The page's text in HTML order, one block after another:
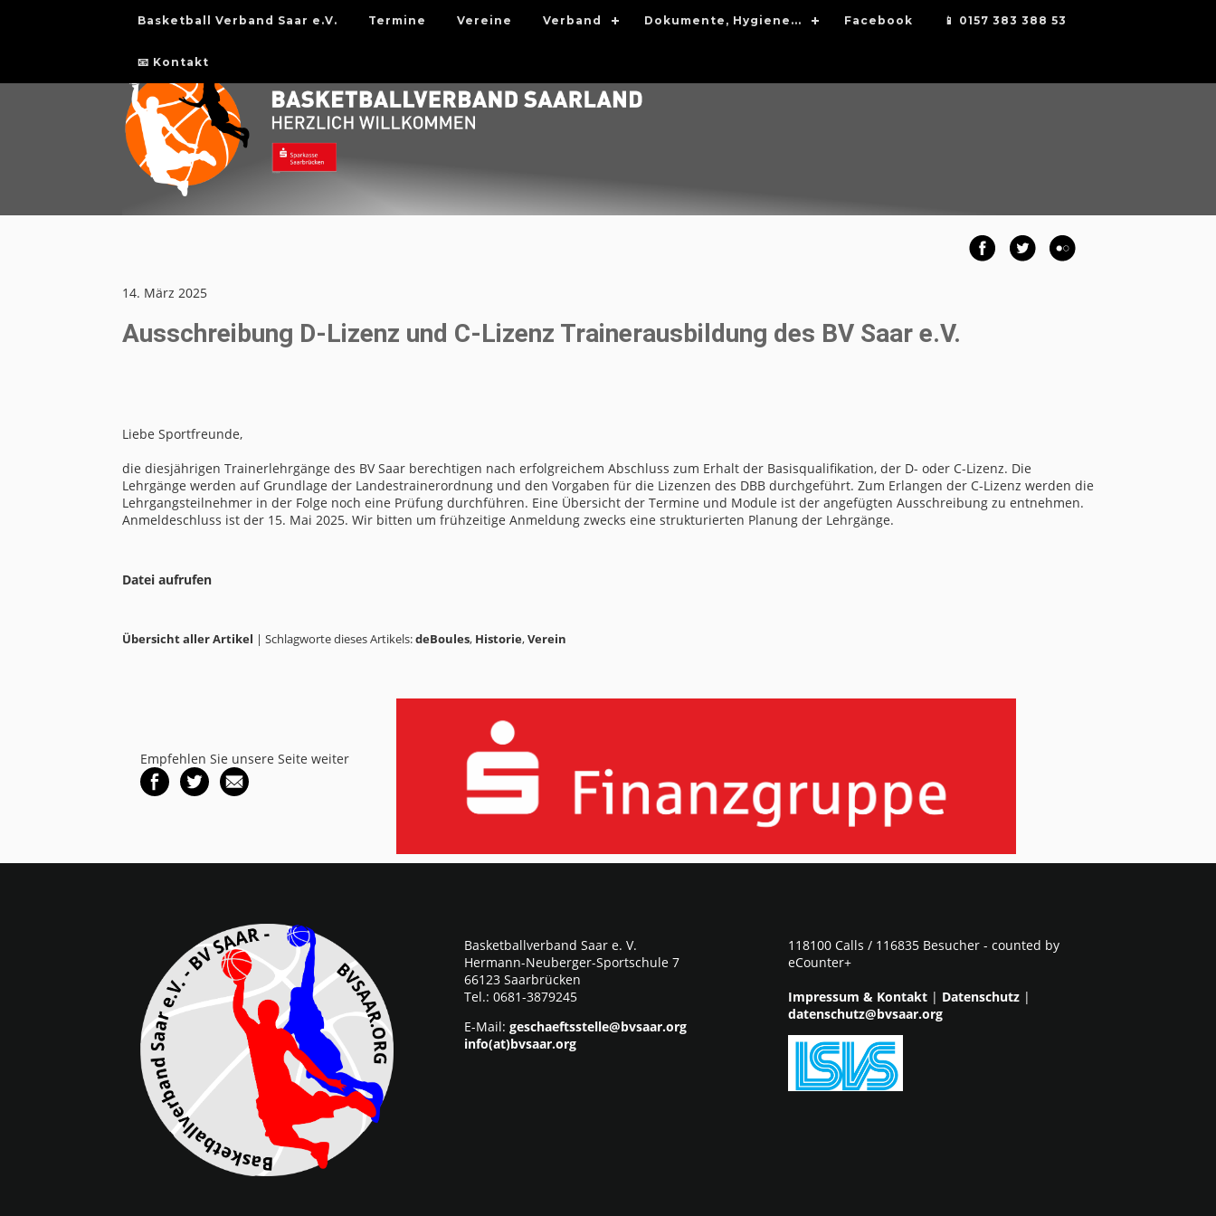
Basketball Verband Saar e.V. Termine Vereine Verband Dokumente, Hygiene... Facebook 📱 0157 383 388 53
📧 Kontakt
14. März 2025
Ausschreibung D-Lizenz und C-Lizenz Trainerausbildung des BV Saar e.V.
Liebe Sportfreunde,
die diesjährigen Trainerlehrgänge des BV Saar berechtigen nach erfolgreichem Abschluss zum Erhalt der Basisqualifikation, der D- oder C-Lizenz. Die
Lehrgänge werden auf Grundlage der Landestrainerordnung und den Vorgaben für die Lizenzen des DBB durchgeführt. Zum Erlangen der C-Lizenz werden die
Lehrgangsteilnehmer in der Folge noch eine Prüfung durchführen. Eine Übersicht der Termine und Module ist der angefügten Ausschreibung zu entnehmen.
Anmeldeschluss ist der 15. Mai 2025. Wir bitten um frühzeitige Anmeldung zwecks eine strukturierten Planung der Lehrgänge.
Datei aufrufen
Übersicht aller Artikel | Schlagworte dieses Artikels:deBoules, Historie,Verein
Empfehlen Sie unsere Seite weiter
Basketballverband Saar e. V.
Hermann-Neuberger-Sportschule 7
66123 Saarbrücken
Tel.: 0681-3879245
E-Mail: geschaeftsstelle@bvsaar.org
info(at)bvsaar.org
118100 Calls / 116835 Besucher - counted by
eCounter+
Impressum & Kontakt | Datenschutz |
datenschutz@bvsaar.org